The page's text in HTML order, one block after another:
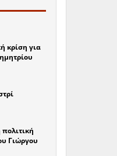
κρίση για
Γιώργου